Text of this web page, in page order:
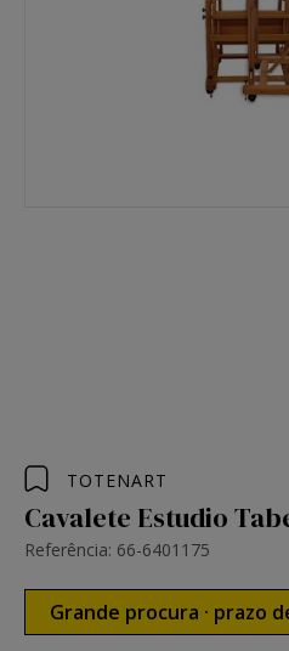
TOTENART
Cavalete Estudio
Referência: 66-6401175
Grande procura · prazo